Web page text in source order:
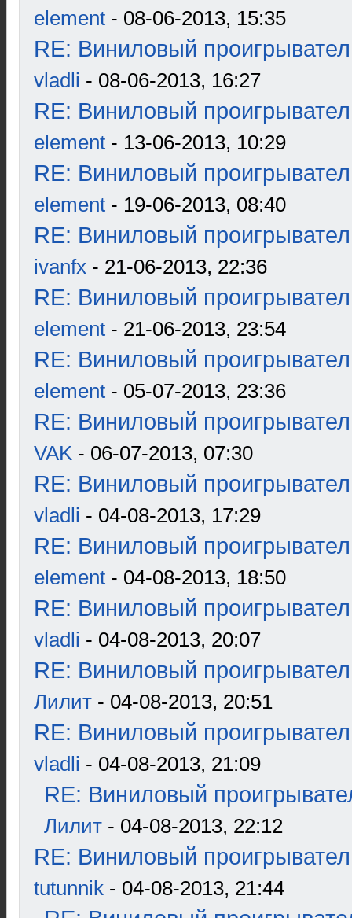
element - 08-06-2013, 15:35
RE: Виниловый
vladli - 08-06-2013, 16:27
RE: Виниловый
element - 13-06-2013, 10:29
RE: Виниловый
element - 19-06-2013, 08:40
RE: Виниловый
ivanfx - 21-06-2013, 22:36
RE: Виниловый
element - 21-06-2013, 23:54
RE: Виниловый
element - 05-07-2013, 23:36
RE: Виниловый
VAK - 06-07-2013, 07:30
RE: Виниловый
vladli - 04-08-2013, 17:29
RE: Виниловый
element - 04-08-2013, 18:50
RE: Виниловый
vladli - 04-08-2013, 20:07
RE: Виниловый
Лилит - 04-08-2013, 20:51
RE: Виниловый
vladli - 04-08-2013, 21:09
RE: Виниловый
Лилит - 04-08-2013, 22:12
RE: Виниловый
tutunnik - 04-08-2013, 21:44